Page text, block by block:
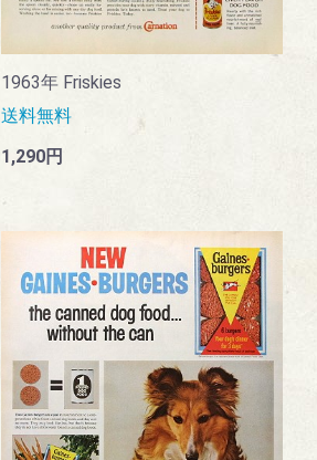
1963年 Friskies
送料無料
1,290円